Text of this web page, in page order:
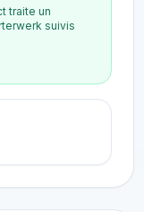
traite un
suivis